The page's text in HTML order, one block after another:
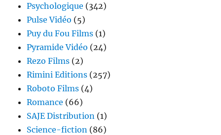
Psychologique (342)
Pulse Vidéo (5)
Puy du Fou Films (1)
Pyramide Vidéo (24)
Rezo Films (2)
Rimini Editions (257)
Roboto Films (4)
Romance (66)
SAJE Distribution (1)
Science-fiction (86)